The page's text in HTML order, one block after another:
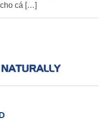
cá […]